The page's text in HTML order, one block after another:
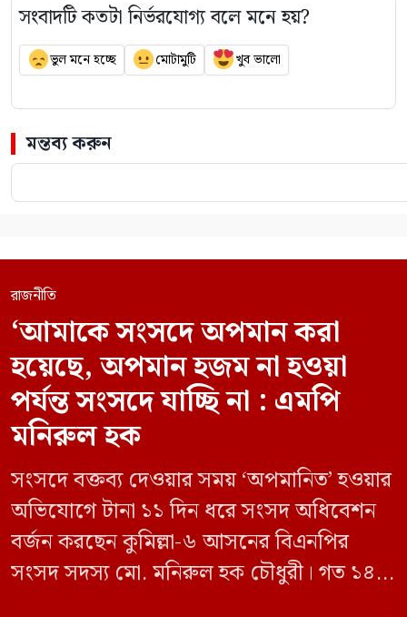
সংবাদটি কতটা নির্ভরযোগ্য বলে মনে হয়?
ভুল মনে হচ্ছে মোটামুটি খুব ভালো
মন্তব্য করুন
রাজনীতি
‘আমাকে সংসদে অপমান করা
হয়েছে, অপমান হজম না হওয়া
পর্যন্ত সংসদে যাচ্ছি না : এমপি
মনিরুল হক
সংসদে বক্তব্য দেওয়ার সময় ‘অপমানিত’ হওয়ার
অভিযোগে টানা ১১ দিন ধরে সংসদ অধিবেশন
বর্জন করছেন কুমিল্লা-৬ আসনের বিএনপির
সংসদ সদস্য মো. মনিরুল হক চৌধুরী। গত ১৪